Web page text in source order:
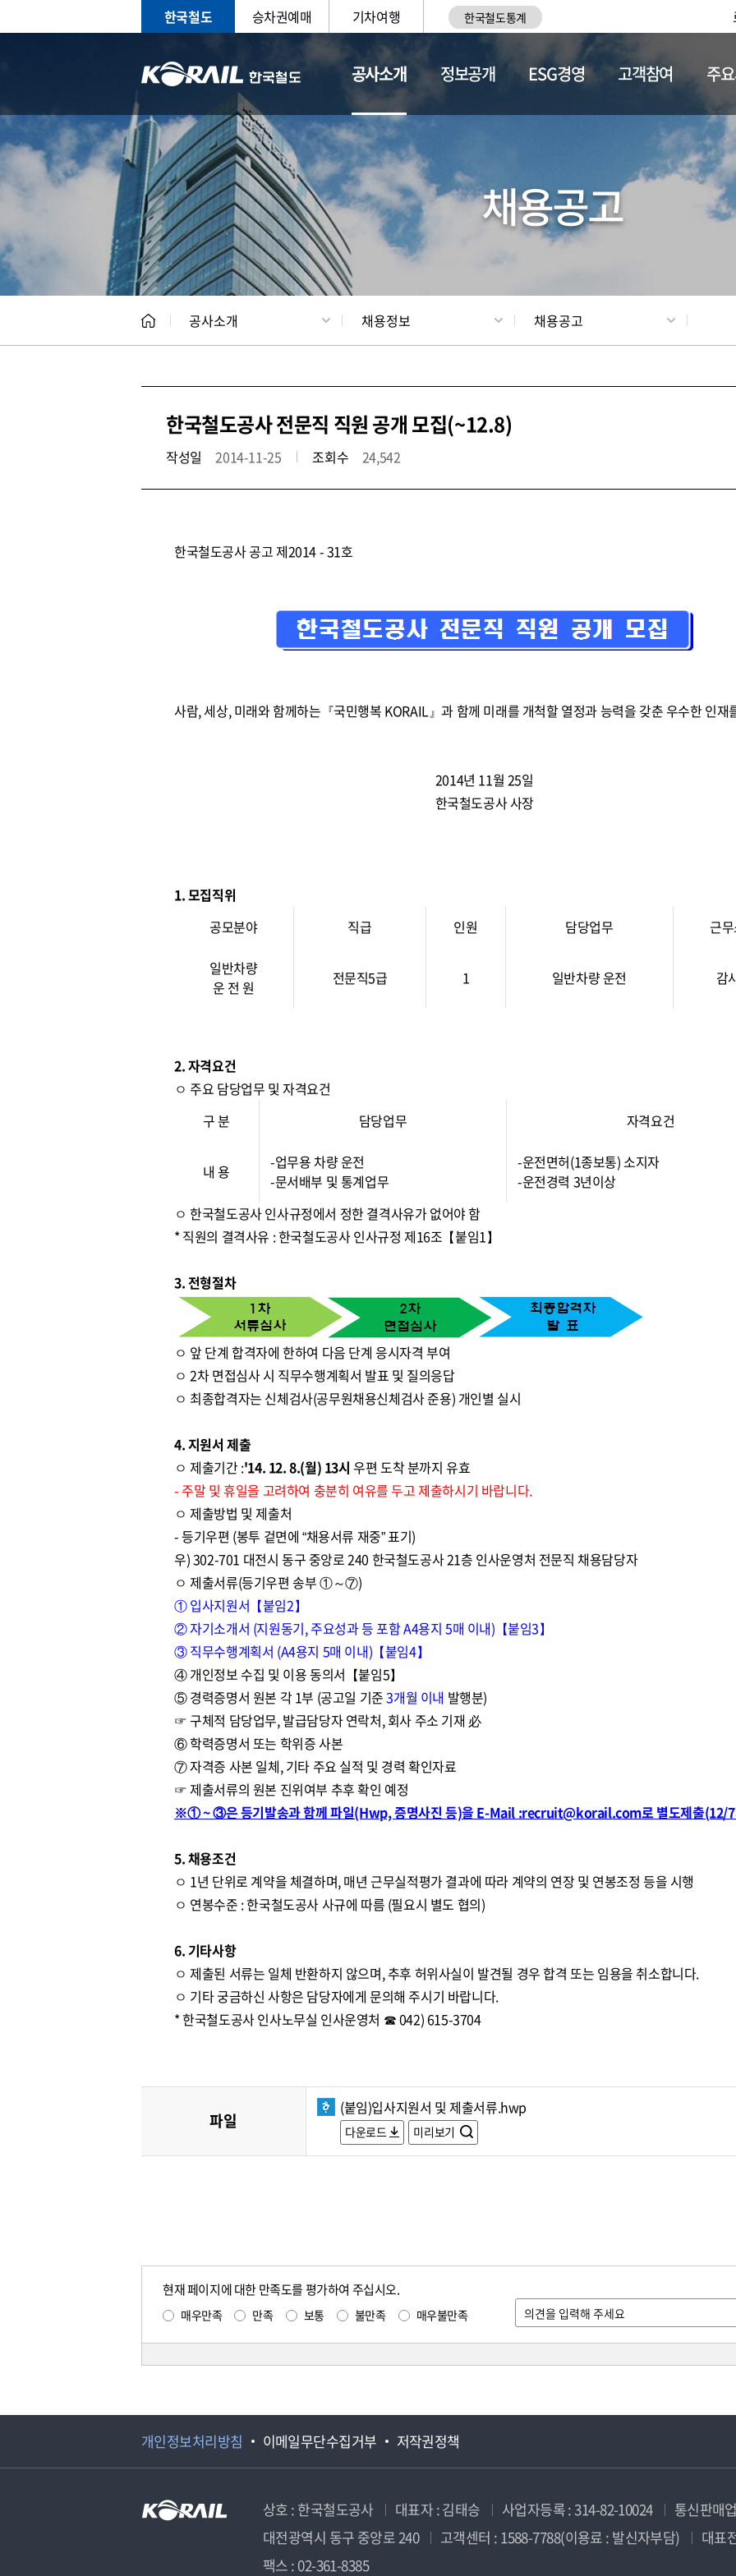
한국철도 승차권예매 기차여행 한국철도통계
공사소개
CEO 일반현황 채용정보
정보공개 ESG경영 고객참여 주
채용공고
공사소개 채용정보 채용공고
한국철도공사 전문직 직원 공개 모집(~12.8)
작성일 2014-11-25 조회수 24,542
한국철도공사 공고 제2014 - 31호
사람, 세상, 미래와 함께하는『국민행복 KORAIL』과 함께 미래를 개척할 열정과 능력을 갖춘 우수한 인재
2014년 11월 25일
한국철도공사 사장
1. 모집직위
공모분야
직급 인원 담당업무 근
일반차량
운 전 원
전문직5급 1 일반차량 운전 감
2. 자격요건
ㅇ 주요 담당업무 및 자격요건
구 분
담당업무 자격요건
내 용
-업무용 차량 운전
-문서배부 및 통계업무
-운전면허(1종보통) 소지자
-운전경력 3년이상
ㅇ 한국철도공사 인사규정에서 정한 결격사유가 없어야 함
* 직원의 결격사유 : 한국철도공사 인사규정 제16조【붙임1】
3. 전형절차
ㅇ 앞 단계 합격자에 한하여 다음 단계 응시자격 부여
ㅇ 2차 면접심사 시 직무수행계획서 발표 및 질의응답
ㅇ 최종합격자는 신체검사(공무원채용신체검사 준용) 개인별 실시
4. 지원서 제출
ㅇ 제출기간 :'14. 12. 8.(월) 13시 우편 도착 분까지 유효
- 주말 및 휴일을 고려하여 충분히 여유를 두고 제출하시기 바랍니다.
ㅇ 제출방법 및 제출처
- 등기우편 (봉투 겉면에 “채용서류 재중” 표기)
우) 302-701 대전시 동구 중앙로 240 한국철도공사 21층 인사운영처 전문직 채용담당자
ㅇ 제출서류(등기우편 송부 ①～⑦)
① 입사지원서【붙임2】
② 자기소개서 (지원동기, 주요성과 등 포함 A4용지 5매 이내)【붙임3】
③ 직무수행계획서 (A4용지 5매 이내)【붙임4】
④ 개인정보 수집 및 이용 동의서【붙임5】
⑤ 경력증명서 원본 각 1부 (공고일 기준3개월 이내 발행분)
☞ 구체적 담당업무, 발급담당자 연락처, 회사 주소 기재 必
⑥ 학력증명서 또는 학위증 사본
⑦ 자격증 사본 일체, 기타 주요 실적 및 경력 확인자료
☞ 제출서류의 원본 진위여부 추후 확인 예정
※① ~ ③은 등기발송과 함께 파일(Hwp, 증명사진 등)을 E-Mail :recruit@korail.com로 별도제출(12/
5. 채용조건
ㅇ 1년 단위로 계약을 체결하며, 매년 근무실적평가 결과에 따라 계약의 연장 및 연봉조정 등을 시행
ㅇ 연봉수준 : 한국철도공사 사규에 따름 (필요시 별도 협의)
6. 기타사항
ㅇ 제출된 서류는 일체 반환하지 않으며, 추후 허위사실이 발견될 경우 합격 또는 임용을 취소합니다.
ㅇ 기타 궁금하신 사항은 담당자에게 문의해 주시기 바랍니다.
* 한국철도공사 인사노무실 인사운영처 ☎ 042) 615-3704
파일
(붙임)입사지원서 및 제출서류.hwp
다운로드 미리보기
현재 페이지에 대한 만족도를 평가하여 주십시오.
매우만족 만족 보통 불만족 매우불만족
개인정보처리방침 이메일무단수집거부 저작권정책
상호 : 한국철도공사 대표자 : 김태승 사업자등록 : 314-82-10024
통신판매
대전광역시 동구 중앙로 240
고객센터 : 1588-7788(이용료 : 발신자부담)
대표
팩스 : 02-361-8385